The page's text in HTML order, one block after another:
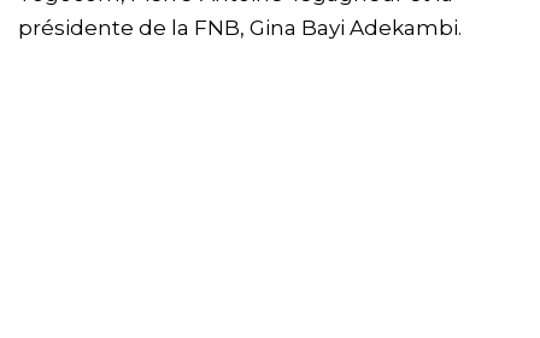
présidente de la FNB, Gina Bayi Adekambi.